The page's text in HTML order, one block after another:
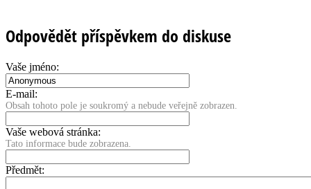
Odpovědět příspěvkem do diskuse
Vaše jméno:
E-mail:
Obsah tohoto pole je soukromý a nebude veřejně zobrazen.
Vaše webová stránka:
Tato informace bude zobrazena.
Předmět: